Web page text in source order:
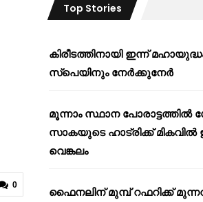
0
Top Stories
കിരീടത്തിനായി ഇന്ന്
സ്പെയിനും നേർക്കുനേർ
മൂന്നാം സ്ഥാന പോരാട്ടത്തിൽ
സാകയുടെ ഹാട്രിക്ക് മികവിൽ
വെങ്കലം
ഫൈനലിന് മുമ്പ് റഫറിക്ക്